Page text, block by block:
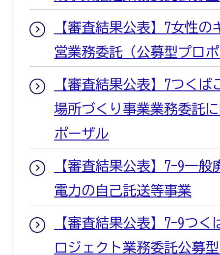
【審査結果公表】7女性
営業務委託（公募型プロ
【審査結果公表】7つく
場所づくり事業業務委託
ポーザル
【審査結果公表】7-9一
電力の自己託送等事業
【審査結果公表】7-9つ
ロジェクト業務委託公募